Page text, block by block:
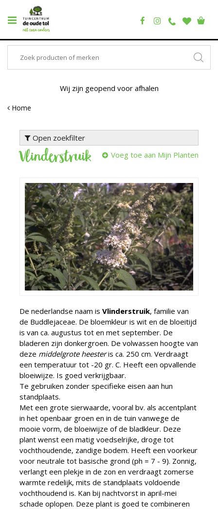
Wij zijn geopend voor afhalen
Home
Open zoekfilter
Vlinderstruik Voeg toe aan Mijn Planten
De nederlandse naam is Vlinderstruik, familie van
de Buddlejaceae. De bloemkleur is wit en de bloeitijd
is van ca. augustus tot en met september. De
bladeren zijn donkergroen. De volwassen hoogte van
deze middelgrote heesteris ca. 250 cm. Verdraagt
een temperatuur tot -20 gr. C. Heeft een opvallende
bloeiwijze. Is goed verkrijgbaar.
Te gebruiken zonder specifieke eisen aan hun
standplaats.
Met een grote sierwaarde, vooral bv. als accentplant
in het openbaar groen en in de tuin vanwege de
mooie vorm, de bloeiwijze of de bladkleur. Deze
plant wenst een matig voedselrijke, droge tot
vochthoudende, zandige bodem. Heeft een voorkeur
voor neutrale tot basische grond (ph = 7 - 9). Zonnig,
verlangt een plekje in de zon en verdraagt zomerse
warmte redelijk, mits de standplaats voldoende
vochthoudend is. Kan bij nachtvorst in april-mei
schade oplopen. Deze plant is goed te combineren